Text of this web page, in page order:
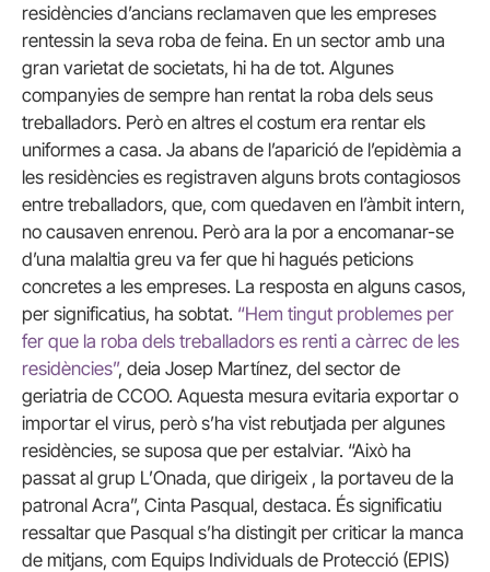
residències d’ancians reclamaven que les empreses
rentessin la seva roba de feina. En un sector amb una
gran varietat de societats, hi ha de tot. Algunes
companyies de sempre han rentat la roba dels seus
treballadors. Però en altres el costum era rentar els
uniformes a casa. Ja abans de l’aparició de l’epidèmia a
les residències es registraven alguns brots contagiosos
entre treballadors, que, com quedaven en l’àmbit intern,
no causaven enrenou. Però ara la por a encomanar-se
d’una malaltia greu va fer que hi hagués peticions
concretes a les empreses. La resposta en alguns casos,
per significatius, ha sobtat. “Hem tingut problemes per
fer que la roba dels treballadors es renti a càrrec de les
residències”, deia Josep Martínez, del sector de
geriatria de CCOO. Aquesta mesura evitaria exportar o
importar el virus, però s’ha vist rebutjada per algunes
residències, se suposa que per estalviar. “Això ha
passat al grup L’Onada, que dirigeix , la portaveu de la
patronal Acra”, Cinta Pasqual, destaca. És significatiu
ressaltar que Pasqual s’ha distingit per criticar la manca
de mitjans, com Equips Individuals de Protecció (EPIS)